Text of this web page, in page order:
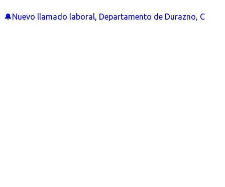
🔔Nuevo llamado laboral, Departamento de Durazno, C